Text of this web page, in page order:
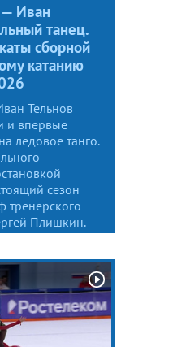
Иван
танец.
сборной
катанию
Тельнов
и впервые
ледовое танго.
сезон
тренерского
Плишкин.